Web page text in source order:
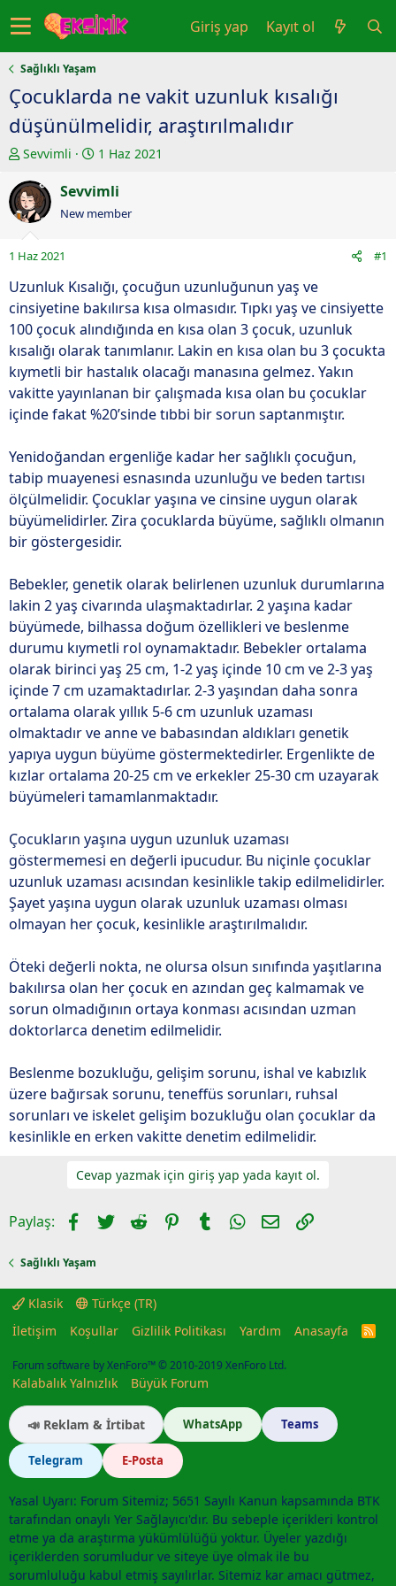
Giriş yap Kayıt ol
Sağlıklı Yaşam
Çocuklarda ne vakit uzunluk kısalığı
düşünülmelidir, araştırılmalıdır
K
n
u
y
u
b
a
ş
l
a
t
a
n
Sevvimli
B
ş
l
ı
ç
a
r
i
h
i
1 Haz 2021
Sevvimli
New member
1 Haz 2021 #1
Uzunluk Kısalığı, çocuğun uzunluğunun yaş ve
cinsiyetine bakılırsa kısa olmasıdır. Tıpkı yaş ve cinsiyette
100 çocuk alındığında en kısa olan 3 çocuk, uzunluk
kısalığı olarak tanımlanır. Lakin en kısa olan bu 3 çocukta
kıymetli bir hastalık olacağı manasına gelmez. Yakın
vakitte yayınlanan bir çalışmada kısa olan bu çocuklar
içinde fakat %20’sinde tıbbi bir sorun saptanmıştır.
Yenidoğandan ergenliğe kadar her sağlıklı çocuğun,
tabip muayenesi esnasında uzunluğu ve beden tartısı
ölçülmelidir. Çocuklar yaşına ve cinsine uygun olarak
büyümelidirler. Zira çocuklarda büyüme, sağlıklı olmanın
bir göstergesidir.
Bebekler, genetik olarak belirlenen uzunluk durumlarına
lakin 2 yaş civarında ulaşmaktadırlar. 2 yaşına kadar
büyümede, bilhassa doğum özellikleri ve beslenme
durumu kıymetli rol oynamaktadır. Bebekler ortalama
olarak birinci yaş 25 cm, 1-2 yaş içinde 10 cm ve 2-3 yaş
içinde 7 cm uzamaktadırlar. 2-3 yaşından daha sonra
ortalama olarak yıllık 5-6 cm uzunluk uzaması
olmaktadır ve anne ve babasından aldıkları genetik
yapıya uygun büyüme göstermektedirler. Ergenlikte de
kızlar ortalama 20-25 cm ve erkekler 25-30 cm uzayarak
büyümeleri tamamlanmaktadır.
Çocukların yaşına uygun uzunluk uzaması
göstermemesi en değerli ipucudur. Bu niçinle çocuklar
uzunluk uzaması acısından kesinlikle takip edilmelidirler.
Şayet yaşına uygun olarak uzunluk uzaması olması
olmayan her çocuk, kesinlikle araştırılmalıdır.
Öteki değerli nokta, ne olursa olsun sınıfında yaşıtlarına
bakılırsa olan her çocuk en azından geç kalmamak ve
sorun olmadığının ortaya konması acısından uzman
doktorlarca denetim edilmelidir.
Beslenme bozukluğu, gelişim sorunu, ishal ve kabızlık
üzere bağırsak sorunu, teneffüs sorunları, ruhsal
sorunları ve iskelet gelişim bozukluğu olan çocuklar da
kesinlikle en erken vakitte denetim edilmelidir.
Cevap yazmak için giriş yap yada kayıt ol.
Paylaş: Facebook
TwitterReddit Pinterest
TumblrWhatsApp
E-postaLink
Sağlıklı Yaşam
Klasik
Türkçe (TR)
İletişim
Koşullar Gizlilik Politikası Yardım Anasayfa
R
Forum software by XenForo™© 2010-2019 XenForo Ltd.
Kalabalık Yalnızlık Büyük Forum
📣 Reklam & İrtibat WhatsApp Teams
Telegram E-Posta
Yasal Uyarı: Forum Sitemiz; 5651 Sayılı Kanun kapsamında BTK
tarafından onaylı Yer Sağlayıcı'dır. Bu sebeple içerikleri kontrol
etme ya da araştırma yükümlülüğü yoktur. Üyeler yazdığı
içeriklerden sorumludur ve siteye üye olmak ile bu
sorumluluğu kabul etmiş sayılırlar. Sitemiz kar amacı gütmez,